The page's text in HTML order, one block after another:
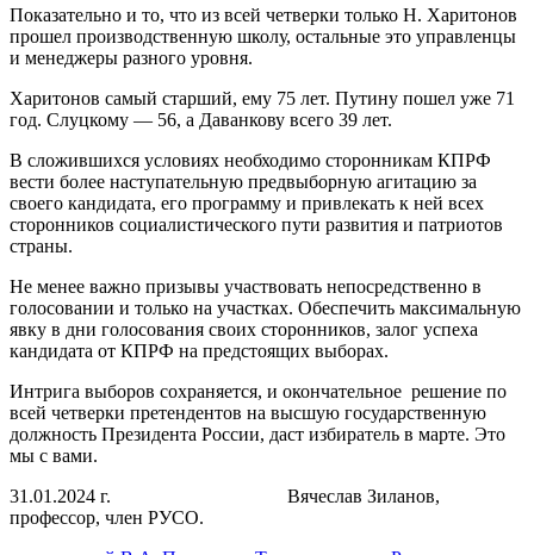
Показательно и то, что из всей четверки только Н. Харитонов
прошел производственную школу, остальные это управленцы
и менеджеры разного уровня.
Харитонов самый старший, ему 75 лет. Путину пошел уже 71
год. Слуцкому — 56, а Даванкову всего 39 лет.
В сложившихся условиях необходимо сторонникам КПРФ
вести более наступательную предвыборную агитацию за
своего кандидата, его программу и привлекать к ней всех
сторонников социалистического пути развития и патриотов
страны.
Не менее важно призывы участвовать непосредственно в
голосовании и только на участках. Обеспечить максимальную
явку в дни голосования своих сторонников, залог успеха
кандидата от КПРФ на предстоящих выборах.
Интрига выборов сохраняется, и окончательное решение по
всей четверки претендентов на высшую государственную
должность Президента России, даст избиратель в марте. Это
мы с вами.
31.01.2024 г. Вячеслав Зиланов,
профессор, член РУСО.